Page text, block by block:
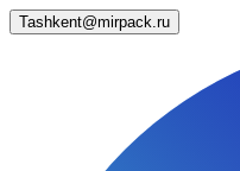
Tashkent@mirpack.ru